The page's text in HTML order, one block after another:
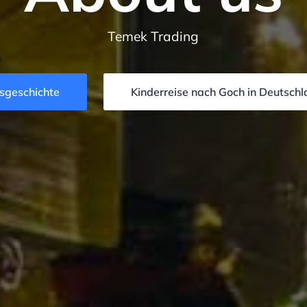
Temek Trading
Kinderreise nach Goch in